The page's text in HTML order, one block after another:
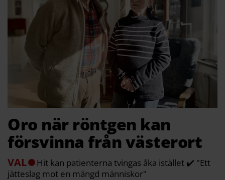
Oro när röntgen kan
försvinna från västerort
VAL
Hit kan patienterna tvingas åka istället ✔️ "Ett
jätteslag mot en mängd människor"